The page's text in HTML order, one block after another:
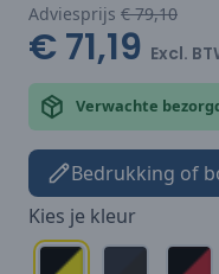
Adviesprijs € 79,10
€ 71,19 Excl.
Verwachte
Bedrukking of
Kies je kleur